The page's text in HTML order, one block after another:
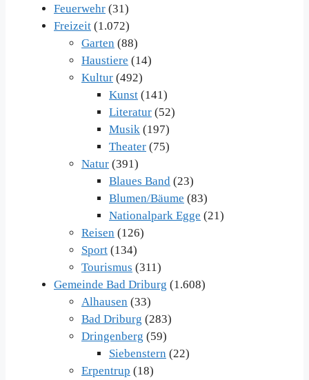
Feuerwehr (31)
Freizeit (1.072)
Garten (88)
Haustiere (14)
Kultur (492)
Kunst (141)
Literatur (52)
Musik (197)
Theater (75)
Natur (391)
Blaues Band (23)
Blumen/Bäume (83)
Nationalpark Egge (21)
Reisen (126)
Sport (134)
Tourismus (311)
Gemeinde Bad Driburg (1.608)
Alhausen (33)
Bad Driburg (283)
Dringenberg (59)
Siebenstern (22)
Erpentrup (18)